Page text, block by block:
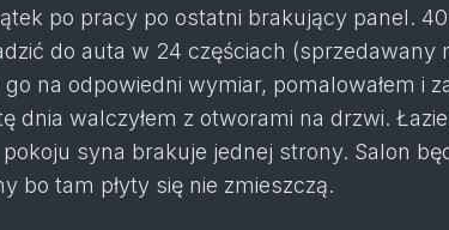
po pracy po ostatni brakujący panel.
do auta w 24 częściach (sprzedawany
go na odpowiedni wymiar, pomalowałem i
dnia walczyłem z otworami na drzwi.
syna brakuje jednej strony. Salon
bo tam płyty się nie zmieszczą.